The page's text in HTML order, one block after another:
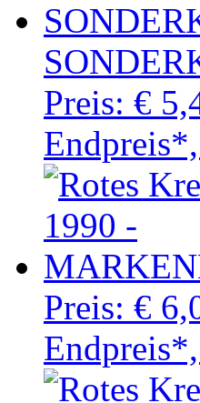
Preis: €
Preis: €